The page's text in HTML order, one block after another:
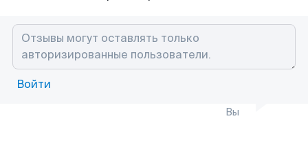
Войти
Вы